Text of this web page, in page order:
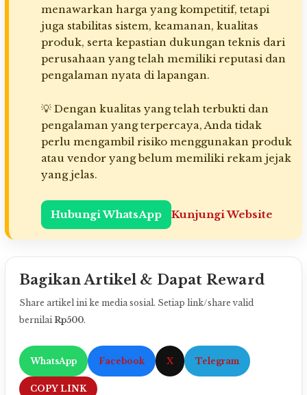
menawarkan harga yang kompetitif, tetapi
juga stabilitas sistem, keamanan, kualitas
produk, serta kepastian dukungan teknis dari
perusahaan yang telah memiliki reputasi dan
pengalaman nyata di lapangan.
💡 Dengan kualitas yang telah terbukti dan
pengalaman yang terpercaya, Anda tidak
perlu mengambil risiko menggunakan produk
atau vendor yang belum memiliki rekam jejak
yang jelas.
Hubungi WhatsApp Kunjungi Website
Bagikan Artikel & Dapat Reward
Share artikel ini ke media sosial. Setiap link/share valid
bernilai Rp500.
WhatsApp Facebook X Telegram
COPY LINK